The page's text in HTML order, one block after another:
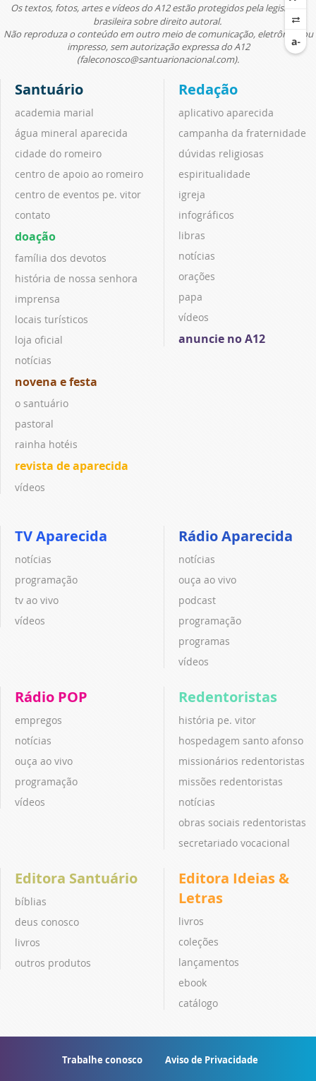
Os textos, fotos, artes e vídeos do A12 estão protegidos pela legislação
brasileira sobre direito autoral.
Não reproduza o conteúdo em outro meio de comunicação, eletrônico ou
impresso, sem autorização expressa do A12
(faleconosco@santuarionacional.com).
Santuário
academia marial
água mineral aparecida
cidade do romeiro
centro de apoio ao romeiro
centro de eventos pe. vitor
contato
doação
família dos devotos
história de nossa senhora
imprensa
locais turísticos
loja oficial
notícias
novena e festa
o santuário
pastoral
rainha hotéis
revista de aparecida
vídeos
Redação
aplicativo aparecida
campanha da fraternidade
dúvidas religiosas
espiritualidade
igreja
infográficos
libras
notícias
orações
papa
vídeos
anuncie no A12
TV Aparecida
notícias
programação
tv ao vivo
vídeos
Rádio Aparecida
notícias
ouça ao vivo
podcast
programação
programas
vídeos
Rádio POP
empregos
notícias
ouça ao vivo
programação
vídeos
Redentoristas
história pe. vitor
hospedagem santo afonso
missionários redentoristas
missões redentoristas
notícias
obras sociais redentoristas
secretariado vocacional
Editora Santuário
bíblias
deus conosco
livros
outros produtos
Editora Ideias &
Letras
livros
coleções
lançamentos
ebook
catálogo
Trabalhe conosco Aviso de Privacidade